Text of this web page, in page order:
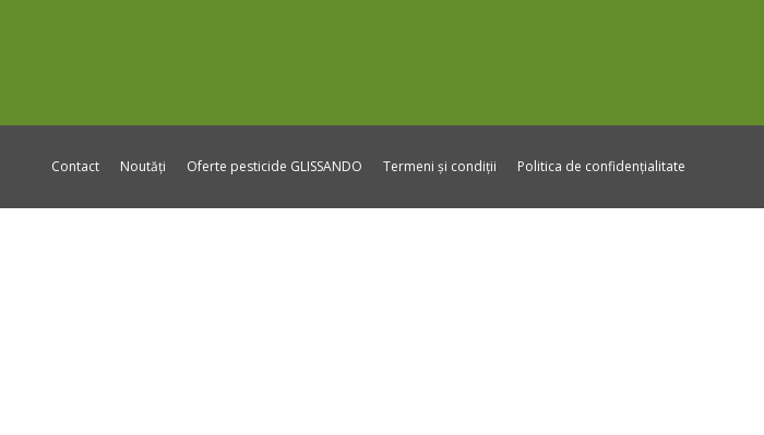
Contact Noutăți Oferte pesticide GLISSANDO Termeni și condiții Politica de confidențialitate